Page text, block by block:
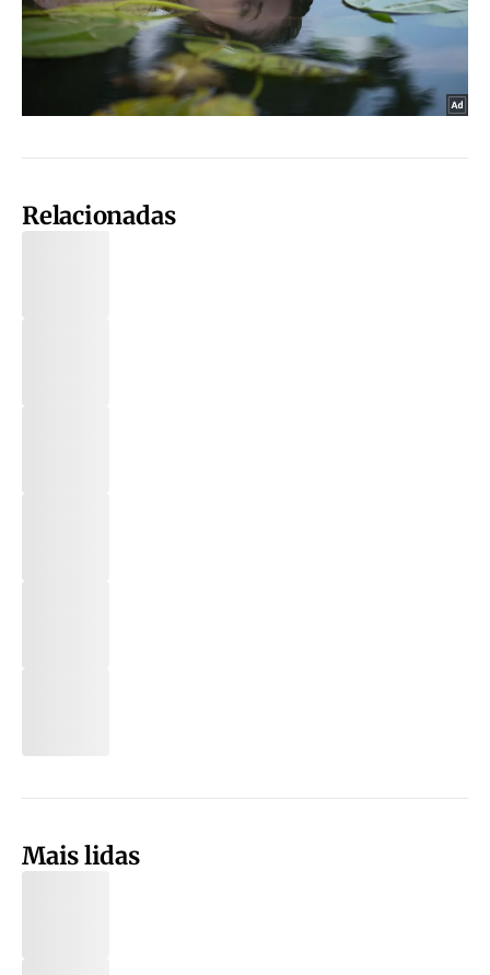
Relacionadas
Mais lidas